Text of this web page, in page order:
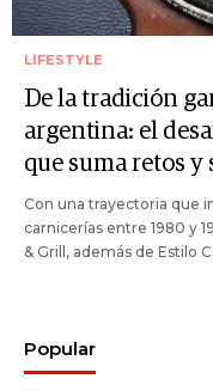
LIFESTYLE
De la tradición
argentina: el
que suma retos
Con una trayectoria que
carnicerías entre 1980 y
& Grill, además de Estilo
Popular